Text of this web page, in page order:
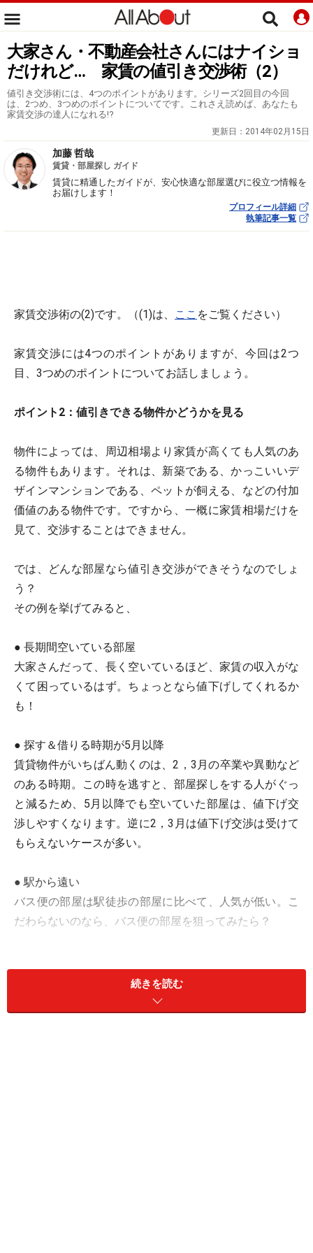
大家さん・不動産会社さんにはナイショ
だけれど… 家賃の値引き交渉術（2）
値引き交渉術には、4つのポイントがあります。シリーズ2回目の今回
は、2つめ、3つめのポイントについてです。これさえ読めば、あなたも
家賃交渉の達人になれる!?
更新日： 2014年02月15日
加藤 哲哉
賃貸・部屋探し ガイド
賃貸に精通したガイドが、安心快適な部屋選びに役立つ情報を
お届けします！
プロフィール詳細
執筆記事一覧
家賃交渉術の(2)です。（(1)は、 ここ をご覧ください）
家賃交渉には4つのポイントがありますが、今回は2つ
目、3つめのポイントについてお話しましょう。
ポイント2：値引きできる物件かどうかを見る
物件によっては、周辺相場より家賃が高くても人気のあ
る物件もあります。それは、新築である、かっこいいデ
ザインマンションである、ペットが飼える、などの付加
価値のある物件です。ですから、一概に家賃相場だけを
見て、交渉することはできません。
では、どんな部屋なら値引き交渉ができそうなのでしょ
う？
その例を挙げてみると、
● 長期間空いている部屋
大家さんだって、長く空いているほど、家賃の収入がな
くて困っているはず。ちょっとなら値下げしてくれるか
も！
● 探す＆借りる時期が5月以降
賃貸物件がいちばん動くのは、2，3月の卒業や異動など
のある時期。この時を逃すと、部屋探しをする人がぐっ
と減るため、5月以降でも空いていた部屋は、値下げ交
渉しやすくなります。逆に2，3月は値下げ交渉は受けて
もらえないケースが多い。
● 駅から遠い
バス便の部屋は駅徒歩の部屋に比べて、人気が低い。こ
だわらないのなら、バス便の部屋を狙ってみたら？
例えば、日当たりが悪い、幹線道路沿いでうるさい、工
場などの近くにある、など。できれば、「借りたくない
続きを読む